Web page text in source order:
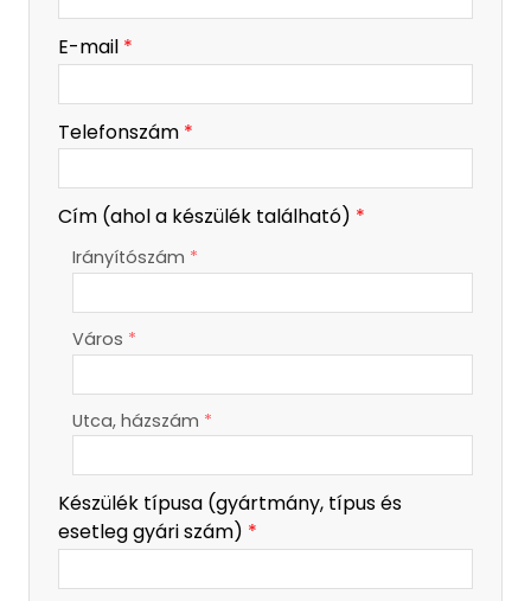
-
-
-
E-mail *
Telefonszám *
Cím (ahol a készülék található) *
Irányítószám *
Város *
Utca, házszám *
Készülék típusa (gyártmány, típus és
esetleg gyári szám) *